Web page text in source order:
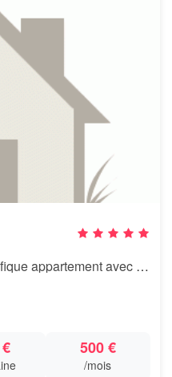
Chambre à louer dans magnifique appartement avec terrasse et balcon .
500 €
/mois